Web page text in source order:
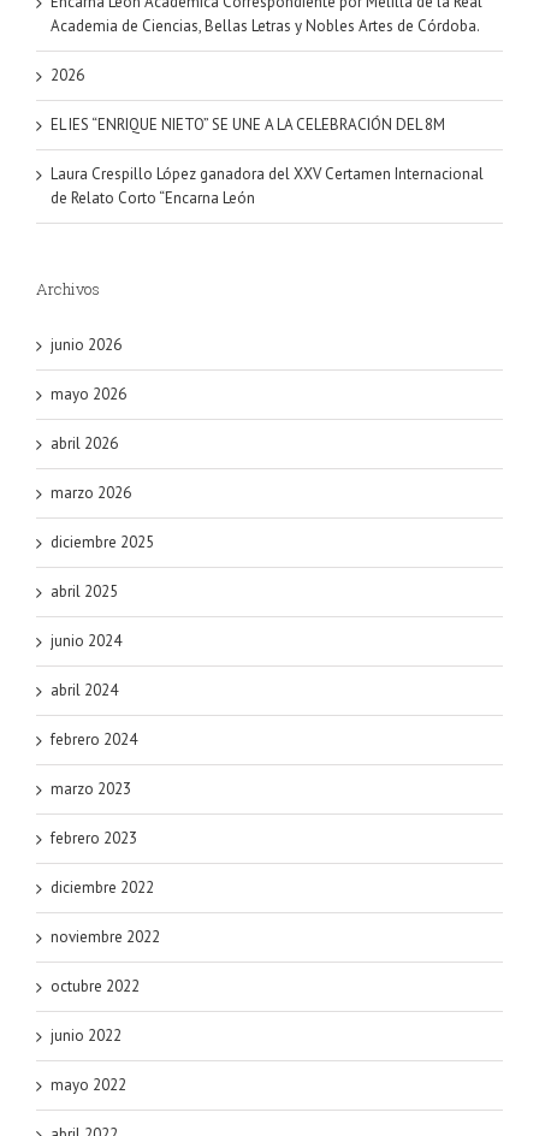
Academia de Ciencias, Bellas Letras y Nobles Artes de Córdoba.
2026
EL IES “ENRIQUE NIETO” SE UNE A LA CELEBRACIÓN DEL 8M
Laura Crespillo López ganadora del XXV Certamen Internacional
de Relato Corto “Encarna León
Archivos
junio 2026
mayo 2026
abril 2026
marzo 2026
diciembre 2025
abril 2025
junio 2024
abril 2024
febrero 2024
marzo 2023
febrero 2023
diciembre 2022
noviembre 2022
octubre 2022
junio 2022
mayo 2022